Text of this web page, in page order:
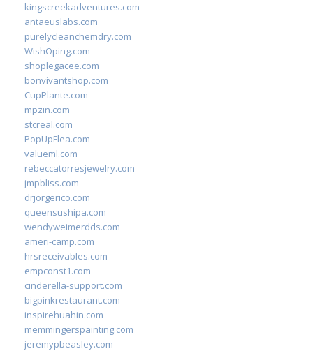
kingscreekadventures.com
antaeuslabs.com
purelycleanchemdry.com
WishOping.com
shoplegacee.com
bonvivantshop.com
CupPlante.com
mpzin.com
stcreal.com
PopUpFlea.com
valueml.com
rebeccatorresjewelry.com
jmpbliss.com
drjorgerico.com
queensushipa.com
wendyweimerdds.com
ameri-camp.com
hrsreceivables.com
empconst1.com
cinderella-support.com
bigpinkrestaurant.com
inspirehuahin.com
memmingerspainting.com
jeremypbeasley.com